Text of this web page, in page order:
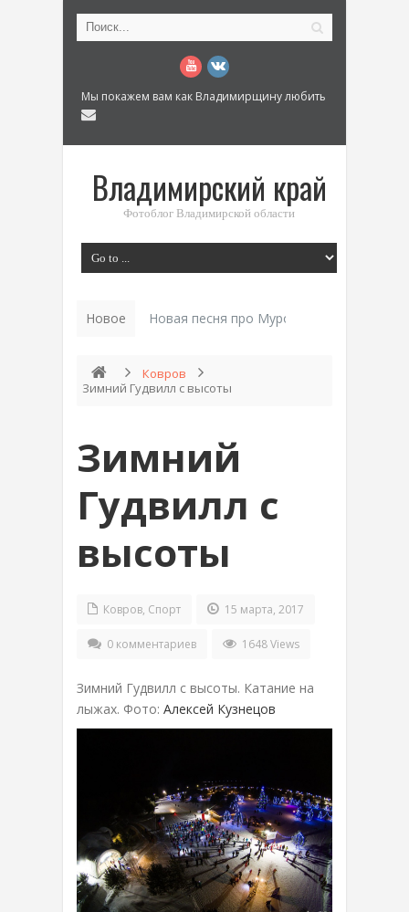
Мы покажем вам как Владимирщину любить
Владимирский край
Фотоблог Владимирской области
Новое История «Дома Куренкова» в Коврове
Ковров
Зимний Гудвилл с высоты
Зимний
Гудвилл с
высоты
Ковров, Спорт 15 марта, 2017
0 комментариев 1648 Views
Зимний Гудвилл с высоты. Катание на
лыжах. Фото: Алексей Кузнецов